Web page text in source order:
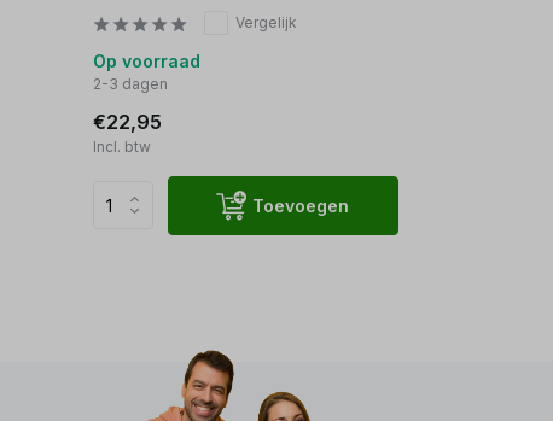
Vergelijk
Op voorraad
2-3 dagen
€22,95
Incl. btw
Toevoegen